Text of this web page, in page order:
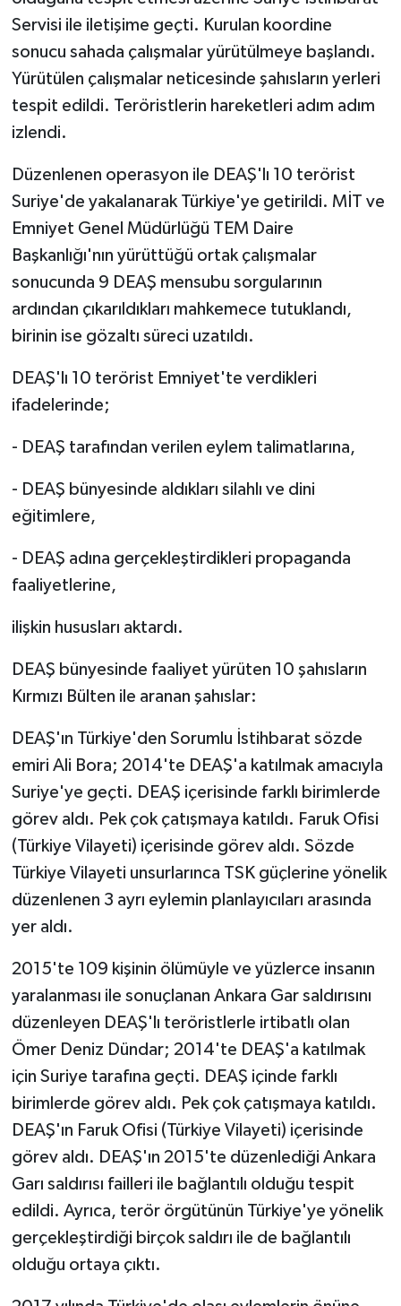
Servisi ile iletişime geçti. Kurulan koordine
sonucu sahada çalışmalar yürütülmeye başlandı.
Yürütülen çalışmalar neticesinde şahısların yerleri
tespit edildi. Teröristlerin hareketleri adım adım
izlendi.
Düzenlenen operasyon ile DEAŞ'lı 10 terörist
Suriye'de yakalanarak Türkiye'ye getirildi. MİT ve
Emniyet Genel Müdürlüğü TEM Daire
Başkanlığı'nın yürüttüğü ortak çalışmalar
sonucunda 9 DEAŞ mensubu sorgularının
ardından çıkarıldıkları mahkemece tutuklandı,
birinin ise gözaltı süreci uzatıldı.
DEAŞ'lı 10 terörist Emniyet'te verdikleri
ifadelerinde;
- DEAŞ tarafından verilen eylem talimatlarına,
- DEAŞ bünyesinde aldıkları silahlı ve dini
eğitimlere,
- DEAŞ adına gerçekleştirdikleri propaganda
faaliyetlerine,
ilişkin hususları aktardı.
DEAŞ bünyesinde faaliyet yürüten 10 şahısların
Kırmızı Bülten ile aranan şahıslar:
DEAŞ'ın Türkiye'den Sorumlu İstihbarat sözde
emiri Ali Bora; 2014'te DEAŞ'a katılmak amacıyla
Suriye'ye geçti. DEAŞ içerisinde farklı birimlerde
görev aldı. Pek çok çatışmaya katıldı. Faruk Ofisi
(Türkiye Vilayeti) içerisinde görev aldı. Sözde
Türkiye Vilayeti unsurlarınca TSK güçlerine yönelik
düzenlenen 3 ayrı eylemin planlayıcıları arasında
yer aldı.
2015'te 109 kişinin ölümüyle ve yüzlerce insanın
yaralanması ile sonuçlanan Ankara Gar saldırısını
düzenleyen DEAŞ'lı teröristlerle irtibatlı olan
Ömer Deniz Dündar; 2014'te DEAŞ'a katılmak
için Suriye tarafına geçti. DEAŞ içinde farklı
birimlerde görev aldı. Pek çok çatışmaya katıldı.
DEAŞ'ın Faruk Ofisi (Türkiye Vilayeti) içerisinde
görev aldı. DEAŞ'ın 2015'te düzenlediği Ankara
Garı saldırısı failleri ile bağlantılı olduğu tespit
edildi. Ayrıca, terör örgütünün Türkiye'ye yönelik
gerçekleştirdiği birçok saldırı ile de bağlantılı
olduğu ortaya çıktı.